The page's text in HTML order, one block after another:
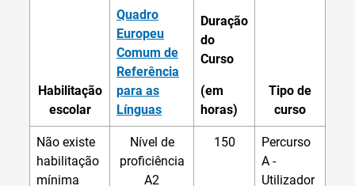
Habilitação
escolar
Quadro
Europeu
Comum de
Referência
para as
Línguas
Duração
do
Curso
(em
horas)
Tipo de
curso
Não existe
habilitação
mínima
Nível de
proficiência
A2
150
Percurso
A -
Utilizador